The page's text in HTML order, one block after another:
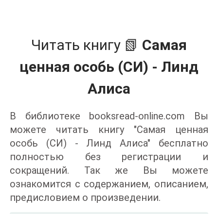
Читать книгу 📗 Самая
ценная особь (СИ) - Линд
Алиса
В библиотеке booksread-online.com Вы
можете читать книгу "Самая ценная
особь (СИ) - Линд Алиса" бесплатно
полностью без регистрации и
сокращений. Так же Вы можете
ознакомится с содержанием, описанием,
предисловием о произведении.